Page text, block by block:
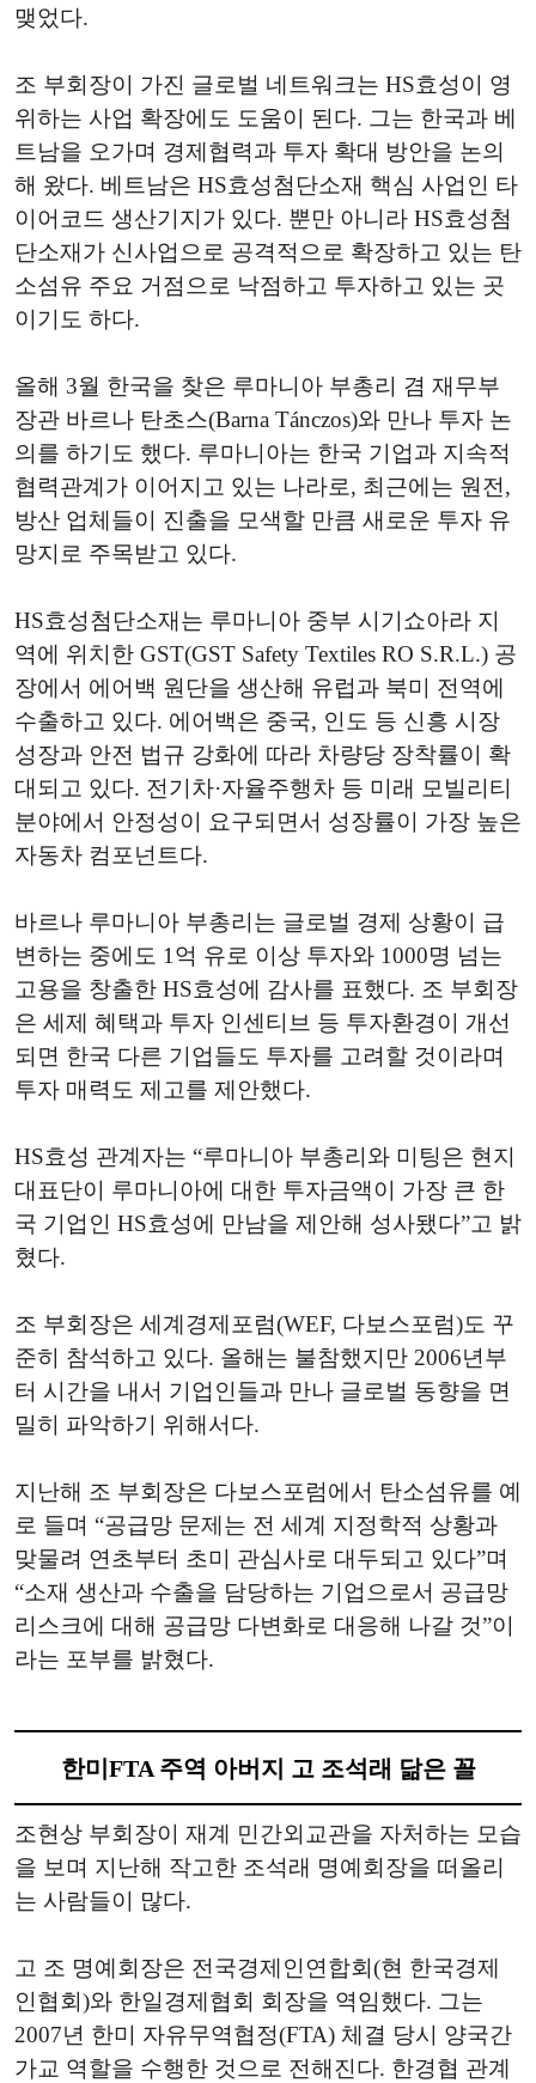
맺었다.
조 부회장이 가진 글로벌 네트워크는 HS효성이 영
위하는 사업 확장에도 도움이 된다. 그는 한국과 베
트남을 오가며 경제협력과 투자 확대 방안을 논의
해 왔다. 베트남은 HS효성첨단소재 핵심 사업인 타
이어코드 생산기지가 있다. 뿐만 아니라 HS효성첨
단소재가 신사업으로 공격적으로 확장하고 있는 탄
소섬유 주요 거점으로 낙점하고 투자하고 있는 곳
이기도 하다.
올해 3월 한국을 찾은 루마니아 부총리 겸 재무부
장관 바르나 탄초스(Barna Tánczos)와 만나 투자 논
의를 하기도 했다. 루마니아는 한국 기업과 지속적
협력관계가 이어지고 있는 나라로, 최근에는 원전,
방산 업체들이 진출을 모색할 만큼 새로운 투자 유
망지로 주목받고 있다.
HS효성첨단소재는 루마니아 중부 시기쇼아라 지
역에 위치한 GST(GST Safety Textiles RO S.R.L.) 공
장에서 에어백 원단을 생산해 유럽과 북미 전역에
수출하고 있다. 에어백은 중국, 인도 등 신흥 시장
성장과 안전 법규 강화에 따라 차량당 장착률이 확
대되고 있다. 전기차·자율주행차 등 미래 모빌리티
분야에서 안정성이 요구되면서 성장률이 가장 높은
자동차 컴포넌트다.
바르나 루마니아 부총리는 글로벌 경제 상황이 급
변하는 중에도 1억 유로 이상 투자와 1000명 넘는
고용을 창출한 HS효성에 감사를 표했다. 조 부회장
은 세제 혜택과 투자 인센티브 등 투자환경이 개선
되면 한국 다른 기업들도 투자를 고려할 것이라며
투자 매력도 제고를 제안했다.
HS효성 관계자는 “루마니아 부총리와 미팅은 현지
대표단이 루마니아에 대한 투자금액이 가장 큰 한
국 기업인 HS효성에 만남을 제안해 성사됐다”고 밝
혔다.
조 부회장은 세계경제포럼(WEF, 다보스포럼)도 꾸
준히 참석하고 있다. 올해는 불참했지만 2006년부
터 시간을 내서 기업인들과 만나 글로벌 동향을 면
밀히 파악하기 위해서다.
지난해 조 부회장은 다보스포럼에서 탄소섬유를 예
로 들며 “공급망 문제는 전 세계 지정학적 상황과
맞물려 연초부터 초미 관심사로 대두되고 있다”며
“소재 생산과 수출을 담당하는 기업으로서 공급망
리스크에 대해 공급망 다변화로 대응해 나갈 것”이
라는 포부를 밝혔다.
한미FTA 주역 아버지 고 조석래 닮은 꼴
조현상 부회장이 재계 민간외교관을 자처하는 모습
을 보며 지난해 작고한 조석래 명예회장을 떠올리
는 사람들이 많다.
고 조 명예회장은 전국경제인연합회(현 한국경제
인협회)와 한일경제협회 회장을 역임했다. 그는
2007년 한미 자유무역협정(FTA) 체결 당시 양국간
가교 역할을 수행한 것으로 전해진다. 한경협 관계